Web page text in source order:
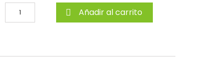
 Añadir al carrito